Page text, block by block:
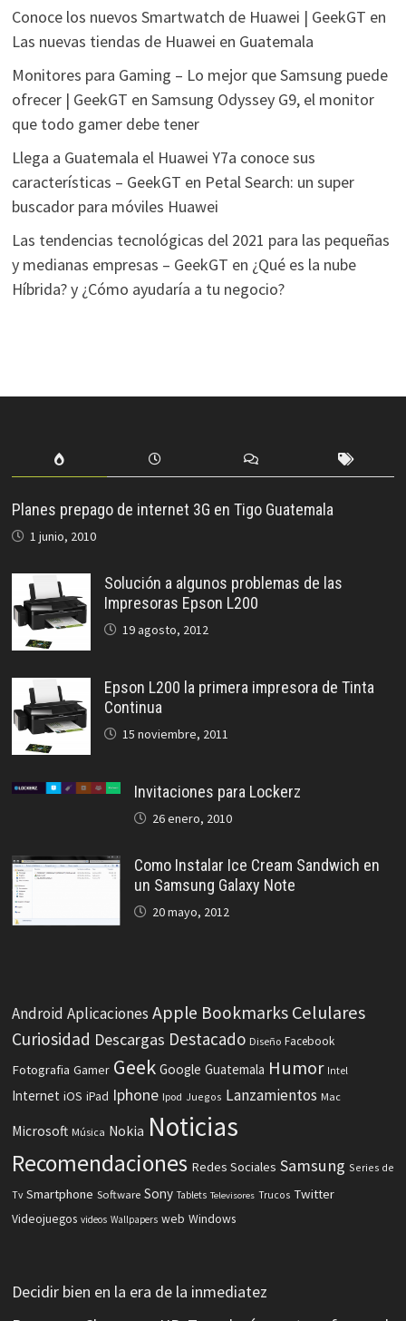
Conoce los nuevos Smartwatch de Huawei | GeekGT en
Las nuevas tiendas de Huawei en Guatemala
Monitores para Gaming – Lo mejor que Samsung puede
ofrecer | GeekGT en Samsung Odyssey G9, el monitor
que todo gamer debe tener
Llega a Guatemala el Huawei Y7a conoce sus
características – GeekGT en Petal Search: un super
buscador para móviles Huawei
Las tendencias tecnológicas del 2021 para las pequeñas
y medianas empresas – GeekGT en ¿Qué es la nube
Híbrida? y ¿Cómo ayudaría a tu negocio?
Planes prepago de internet 3G en Tigo Guatemala
1 junio, 2010
Solución a algunos problemas de las
Impresoras Epson L200
19 agosto, 2012
Epson L200 la primera impresora de Tinta
Continua
15 noviembre, 2011
Invitaciones para Lockerz
26 enero, 2010
Como Instalar Ice Cream Sandwich en
un Samsung Galaxy Note
20 mayo, 2012
Android Aplicaciones Apple Bookmarks Celulares
Curiosidad Descargas Destacado Diseño Facebook
Fotografia Gamer Geek Google Guatemala Humor Intel
Internet iOS iPad Iphone Ipod Juegos Lanzamientos Mac
Microsoft Música Nokia Noticias
Recomendaciones Redes Sociales Samsung Series de
Tv Smartphone Software Sony Tablets Televisores Trucos Twitter
Videojuegos videos Wallpapers web Windows
Decidir bien en la era de la inmediatez